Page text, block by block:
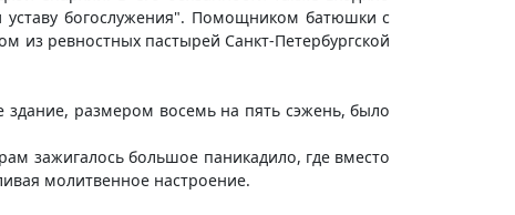
богослужения". Помощником батюшки с
ревностных пастырей Санкт-Петербургской
здание, размером восемь на пять сэжень, было
зажигалось большое паникадило, где вместо
молитвенное настроение.